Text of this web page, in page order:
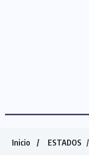
Inicio ESTADOS